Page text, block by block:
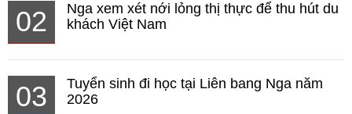
02
Nga xem xét nới lỏng thị thực để thu hút du
khách Việt Nam
03
Tuyển sinh đi học tại Liên bang Nga năm
2026